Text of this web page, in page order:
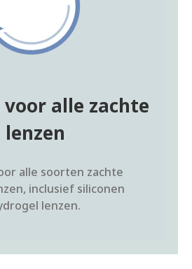
voor alle zachte
lenzen
alle soorten zachte
inclusief siliconen
lenzen.